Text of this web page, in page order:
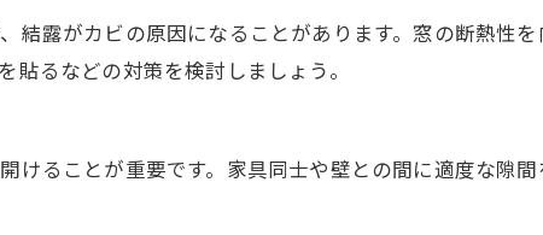
結露がカビの原因になることがあります。窓の断熱性
るなどの対策を検討しましょう。
けることが重要です。家具同士や壁との間に適度な隙